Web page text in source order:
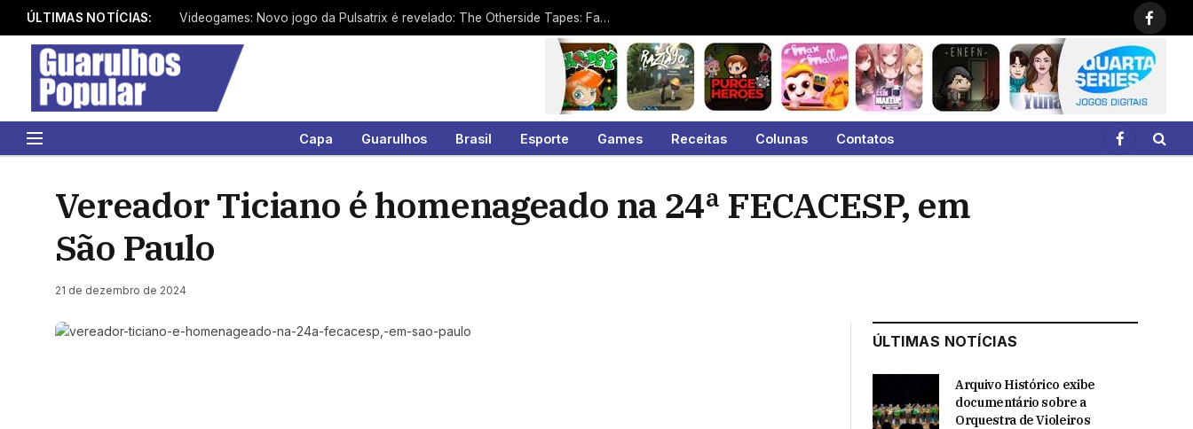
ÚLTIMAS NOTÍCIAS: Videogames: Novo jogo da Pulsatrix é revelado: The Otherside Tapes: Favela
Capa Guarulhos Brasil Esporte Games Receitas Colunas Contatos
Facebook
Vereador Ticiano é homenageado na 24ª FECACESP, em
São Paulo
21 de dezembro de 2024
ÚLTIMAS NOTÍCIAS
Arquivo Histórico exibe
documentário sobre a
Orquestra de Violeiros